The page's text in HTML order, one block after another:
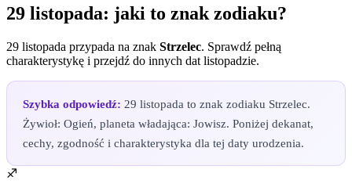
29 listopada: jaki to znak zodiaku?
29 listopada przypada na znak Strzelec. Sprawdź pełną
charakterystykę i przejdź do innych dat listopadzie.
Szybka odpowiedź: 29 listopada to znak zodiaku Strzelec.
Żywioł: Ogień, planeta władająca: Jowisz. Poniżej dekanat,
cechy, zgodność i charakterystyka dla tej daty urodzenia.
♐